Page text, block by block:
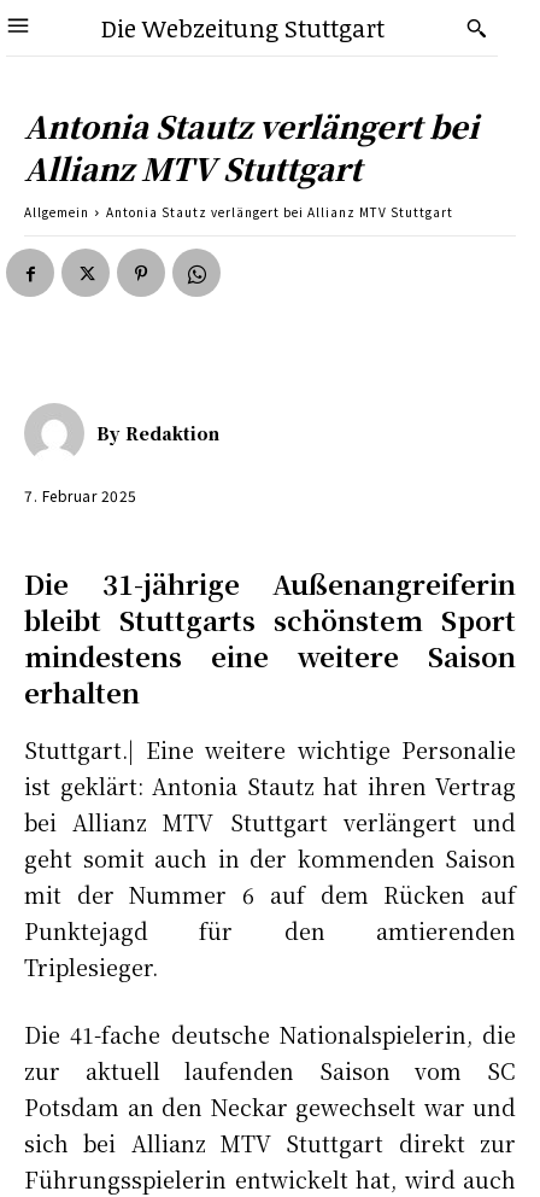
Die Webzeitung Stuttgart
Antonia Stautz verlängert bei
Allianz MTV Stuttgart
Allgemein Antonia Stautz verlängert bei Allianz MTV Stuttgart
By Redaktion
7. Februar 2025
Die 31-jährige Außenangreiferin
bleibt Stuttgarts schönstem Sport
mindestens eine weitere Saison
erhalten
Stuttgart.| Eine weitere wichtige Personalie
ist geklärt: Antonia Stautz hat ihren Vertrag
bei Allianz MTV Stuttgart verlängert und
geht somit auch in der kommenden Saison
mit der Nummer 6 auf dem Rücken auf
Punktejagd für den amtierenden
Triplesieger.
Die 41-fache deutsche Nationalspielerin, die
zur aktuell laufenden Saison vom SC
Potsdam an den Neckar gewechselt war und
sich bei Allianz MTV Stuttgart direkt zur
Führungsspielerin entwickelt hat, wird auch